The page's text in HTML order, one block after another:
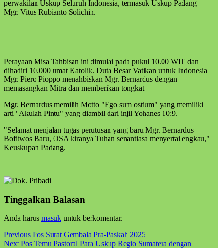
perwakilan Uskup Seluruh Indonesia, termasuk Uskup Padang
Mgr. Vitus Rubianto Solichin.
Perayaan Misa Tahbisan ini dimulai pada pukul 10.00 WIT dan
dihadiri 10.000 umat Katolik. Duta Besar Vatikan untuk Indonesia
Mgr. Piero Pioppo menahbiskan Mgr. Bernardus dengan
memasangkan Mitra dan memberikan tongkat.
Mgr. Bernardus memilih Motto "Ego sum ostium" yang memiliki
arti "Akulah Pintu" yang diambil dari injil Yohanes 10:9.
"Selamat menjalan tugas perutusan yang baru Mgr. Bernardus
Bofitwos Baru, OSA kiranya Tuhan senantiasa menyertai engkau,"
Keuskupan Padang.
back
main
Tinggalkan Balasan
Anda harus masuk untuk berkomentar.
Post
Previous Pos Surat Gembala Pra-Paskah 2025
Next Pos Temu Pastoral Para Uskup Regio Sumatera dengan